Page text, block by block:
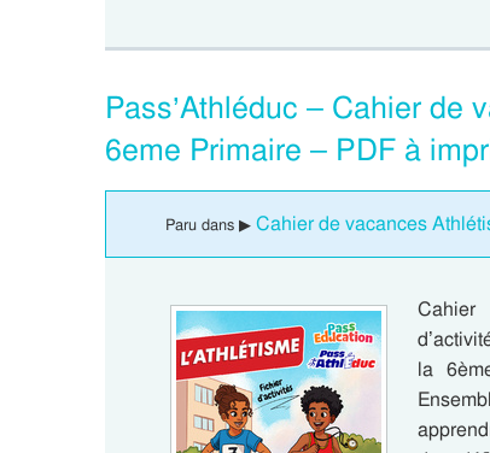
Pass’Athléduc – Cahier de
6eme Primaire – PDF à
Paru dans ▶ Cahier de vacances
Cahier
la